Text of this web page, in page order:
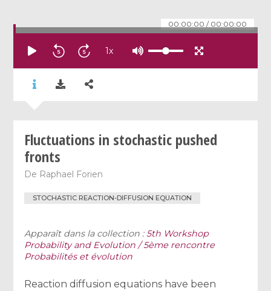
00:00:00 / 00:00:00
1x
Fluctuations in stochastic pushed
fronts
De Raphael Forien
STOCHASTIC REACTION-DIFFUSION EQUATION
Apparaît dans la collection :5th Workshop
Probability and Evolution / 5ème rencontre
Probabilités et évolution
Reaction diffusion equations have been